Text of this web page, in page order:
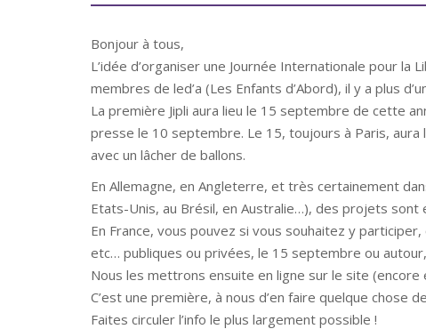
Bonjour à tous,
L’idée d’organiser une Journée Internationale pour la
membres de led’a (Les Enfants d’Abord), il y a plus
La première Jipli aura lieu le 15 septembre de cette
presse le 10 septembre. Le 15, toujours à Paris,
avec un lâcher de ballons.
En Allemagne, en Angleterre, et très certainement
Etats-Unis, au Brésil, en Australie…), des projets sont
En France, vous pouvez si vous souhaitez y
etc… publiques ou privées, le 15 septembre ou
Nous les mettrons ensuite en ligne sur le site (encore
C’est une première, à nous d’en faire quelque chose
Faites circuler l’info le plus largement possible !